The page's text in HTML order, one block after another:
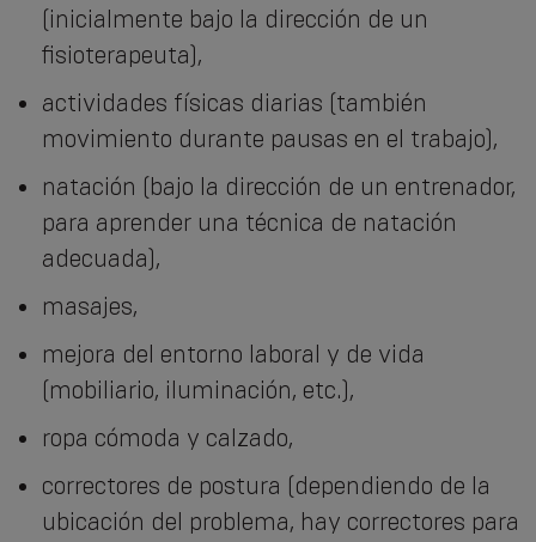
(inicialmente bajo la dirección de un
fisioterapeuta),
actividades físicas diarias (también
movimiento durante pausas en el trabajo),
natación (bajo la dirección de un entrenador,
para aprender una técnica de natación
adecuada),
masajes,
mejora del entorno laboral y de vida
(mobiliario, iluminación, etc.),
ropa cómoda y calzado,
correctores de postura (dependiendo de la
ubicación del problema, hay correctores para